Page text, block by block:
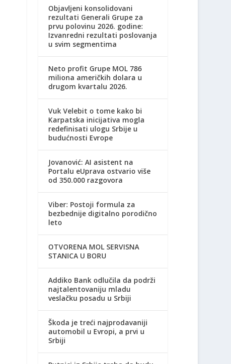
Objavljeni konsolidovani
rezultati Generali Grupe za
prvu polovinu 2026. godine:
Izvanredni rezultati poslovanja
u svim segmentima
Neto profit Grupe MOL 786
miliona američkih dolara u
drugom kvartalu 2026.
Vuk Velebit o tome kako bi
Karpatska inicijativa mogla
redefinisati ulogu Srbije u
budućnosti Evrope
Jovanović: AI asistent na
Portalu eUprava ostvario više
od 350.000 razgovora
Viber: Postoji formula za
bezbednije digitalno porodično
leto
OTVORENA MOL SERVISNA
STANICA U BORU
Addiko Bank odlučila da podrži
najtalentovaniju mladu
veslačku posadu u Srbiji
Škoda je treći najprodavaniji
automobil u Evropi, a prvi u
Srbiji